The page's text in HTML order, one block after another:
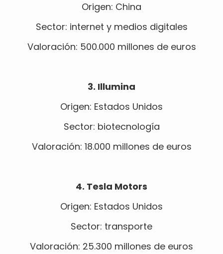
Origen: China
Sector: internet y medios digitales
Valoración: 500.000 millones de euros
3. Illumina
Origen: Estados Unidos
Sector: biotecnología
Valoración: 18.000 millones de euros
4. Tesla Motors
Origen: Estados Unidos
Sector: transporte
Valoración: 25.300 millones de euros